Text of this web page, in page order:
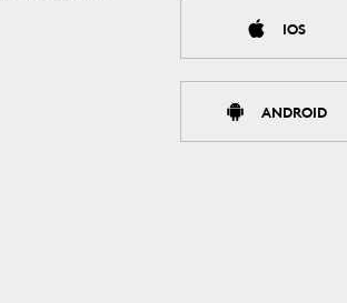
IOS
ANDROID